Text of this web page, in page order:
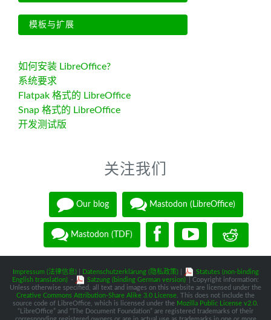
模板与扩展
如何安装 LibreOffice?
系统要求
Flatpak 格式的 LibreOffice
Snap 格式的 LibreOffice
开发测试版
关注我们
Our blog Mastodon (LibreOffice)
Mastodon (TDF)
Impressum (法律信息)| Datenschutzerklärung (隐私政策)|
Statutes (non-binding
English translation) - Satzung (binding German version)
| Copyright information:
Unless otherwise specified, all text and images on this website are licensed under the
Creative Commons Attribution-Share Alike 3.0 License . This does not include the
source code of LibreOffice, which is licensed under the Mozilla Public License v2.0
“LibreOffice” and “The Document Foundation” are registered trademarks of their